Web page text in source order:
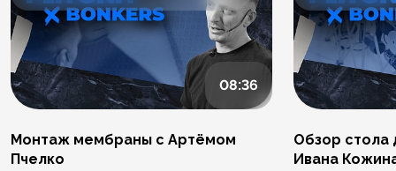
08:36
Монтаж мембраны с Артёмом
Пчелко
Обзор стола
Ивана